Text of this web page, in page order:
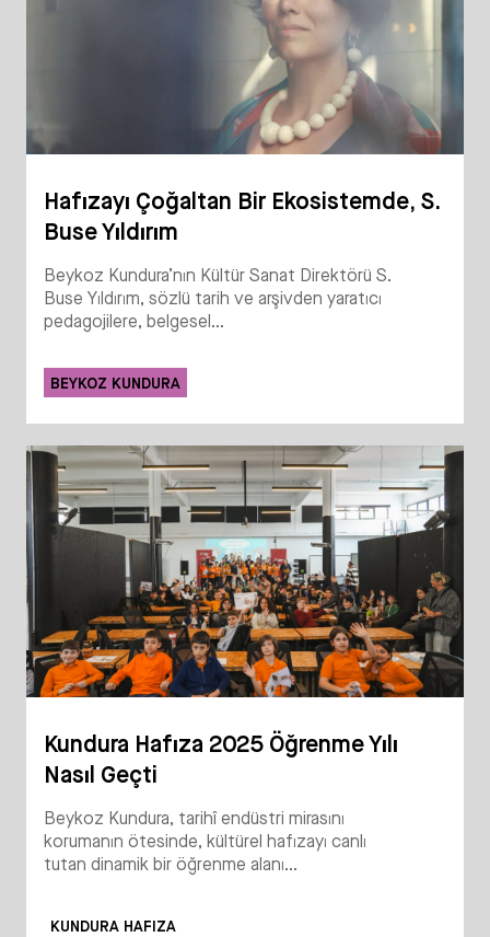
Hafızayı Çoğaltan Bir Ekosistemde, S.
Buse Yıldırım
Beykoz Kundura’nın Kültür Sanat Direktörü S.
Buse Yıldırım, sözlü tarih ve arşivden yaratıcı
pedagojilere, belgesel...
BEYKOZ KUNDURA
Kundura Hafıza 2025 Öğrenme Yılı
Nasıl Geçti
Beykoz Kundura, tarihî endüstri mirasını
korumanın ötesinde, kültürel hafızayı canlı
tutan dinamik bir öğrenme alanı...
KUNDURA HAFIZA